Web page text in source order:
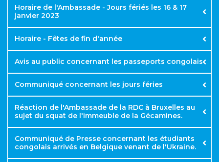
Retrait de passeports
Horaire de l'Ambassade - Jours fériés les 16 & 17
janvier 2023
Horaire - Fêtes de fin d'année
Avis au public concernant les passeports congolais
Communiqué concernant les jours féries
Samedi 1 janvier : Jour de l’An
Dimanche 16 janvier : Fête des Héros Nationaux
(Laurent Kabila)
Réaction de l'Ambassade de la RDC à Bruxelles au
sujet du squat de l'immeuble de la Gécamines.
Communiqué de Presse concernant les étudiants
congolais arrivés en Belgique venant de l'Ukraine.